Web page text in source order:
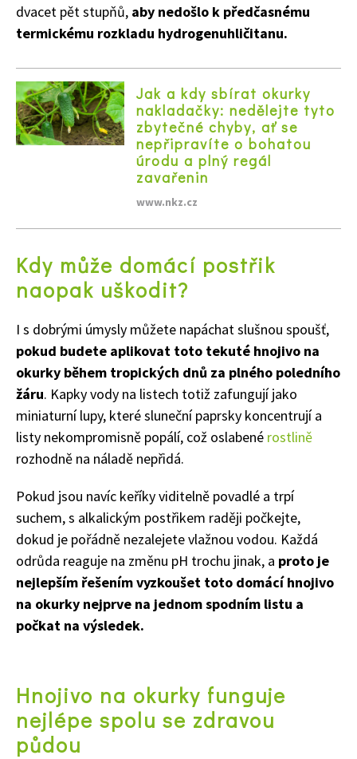
Naše krásná zahrada
65 Kč
Objednat >
Naše krásná zahrada Speciál
dvacet pět stupňů, aby nedošlo k předčasnému
termickému rozkladu hydrogenuhličitanu.
Jak a kdy sbírat okurky
nakladačky: nedělejte tyto
zbytečné chyby, ať se
nepřipravíte o bohatou
úrodu a plný regál
zavařenin
www.nkz.cz
Kdy může domácí postřik
naopak uškodit?
I s dobrými úmysly můžete napáchat slušnou spoušť,
pokud budete aplikovat toto tekuté hnojivo na
okurky během tropických dnů za plného poledního
žáru. Kapky vody na listech totiž zafungují jako
miniaturní lupy, které sluneční paprsky koncentrují a
listy nekompromisně popálí, což oslabené rostlině
rozhodně na náladě nepřidá.
Pokud jsou navíc keříky viditelně povadlé a trpí
suchem, s alkalickým postřikem raději počkejte,
dokud je pořádně nezalejete vlažnou vodou. Každá
odrůda reaguje na změnu pH trochu jinak, a proto je
nejlepším řešením vyzkoušet toto domácí hnojivo
na okurky nejprve na jednom spodním listu a
počkat na výsledek.
Hnojivo na okurky funguje
nejlépe spolu se zdravou
půdou